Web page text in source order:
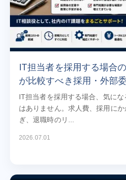
IT担当者を採用する場合
が比較すべき採用・外部
IT担当者を採用する場合、気に
はありません。求人費、採用に
ぎ、退職時のリ...
2026.07.01